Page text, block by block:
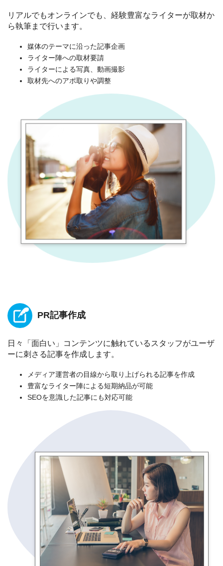
リアルでもオンラインでも、経験豊富なライターが取材か
ら執筆まで行います。
媒体のテーマに沿った記事企画
ライター陣への取材要請
ライターによる写真、動画撮影
取材先へのアポ取りや調整
PR記事作成
日々「面白い」コンテンツに触れているスタッフがユーザ
ーに刺さる記事を作成します。
メディア運営者の目線から取り上げられる記事を作成
豊富なライター陣による短期納品が可能
SEOを意識した記事にも対応可能